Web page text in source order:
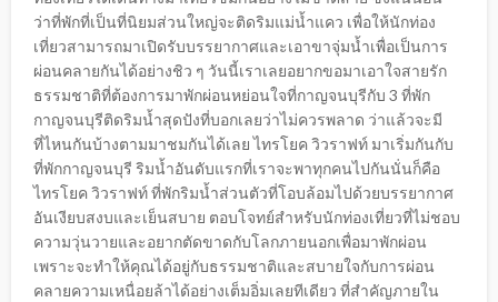
ว่าที่พักที่เป็นที่นิยมส่วนใหญ่จะติดริมแม่น้ำแคว เพื่อให้นักท่อง
เที่ยวสามารถมาเปิดรับบรรยากาศและเอาขาจุ่มน้ำเพื่อเป็นการ
ผ่อนคลายกันได้อย่างชิว ๆ วันนี้เราเลยอยากขอมาเอาใจสายรัก
ธรรมชาติที่ต้องการมาพักผ่อนหย่อนใจที่กาญจนบุรีกับ 3 ที่พัก
กาญจนบุรีติดริมน้ำสุดปังที่บอกเลยว่าไม่ควรพลาด ว่าแล้วจะมี
ที่ไหนกันบ้างตามมาชมกันได้เลย ไทรโยค วิวราฟท์ มาเริ่มกันกับ
ที่พักกาญจนบุรี ริมน้ำอันดับแรกที่เราจะพาทุกคนไปกันนั่นก็คือ
ไทรโยค วิวราฟท์ ที่พักริมน้ำส่วนตัวที่โอบล้อมไปด้วยบรรยากาศ
อันเงียบสงบและเย็นสบาย ตอบโจทย์สำหรับนักท่องเที่ยวที่ไม่ชอบ
ความวุ่นวายและอยากตัดขาดกับโลกภายนอกเพื่อมาพักผ่อน
เพราะจะทำให้คุณได้อยู่กับธรรมชาติและสบายใจกับการผ่อน
คลายความเหนื่อยล้าได้อย่างเต็มอิ่มเลยทีเดียว ที่สำคัญภายใน